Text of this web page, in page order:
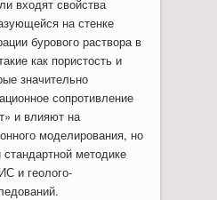
входят свойства
на стенке
бурового раствора в
как пористость и
значительно
сопротивление
и влияют на
моделирования, но
методике
и геолого-